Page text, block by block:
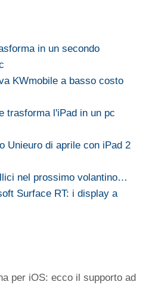
in un secondo
KWmobile a basso costo
trasforma l'iPad in un pc
Unieuro di aprile con iPad 2
nel prossimo volantino…
Surface RT: i display a
per iOS: ecco il supporto ad